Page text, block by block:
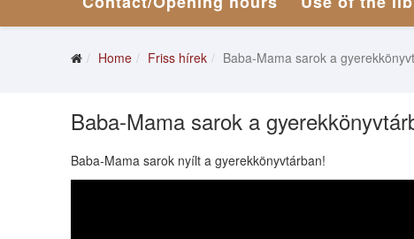
Home Friss hírek Baba-Mama sarok a
Baba-Mama sarok a
Baba-Mama sarok nyílt a gyerekkönyvtárban!